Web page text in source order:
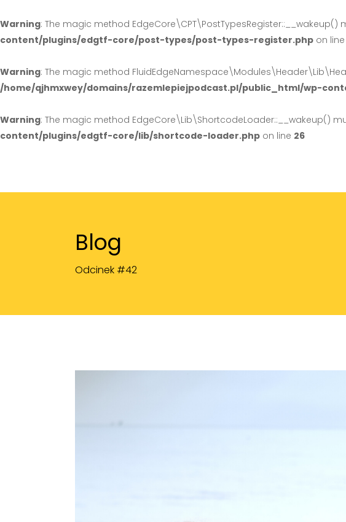
Warning: The magic method EdgeCore\CPT\PostTypesRegister::__wakeup()
content/plugins/edgtf-core/post-types/post-types-register.php on line
Warning: The magic method
/home/qjhmxwey/domains/razemlepiejpodcast.pl/public_html/wp-
Warning: The magic method EdgeCore\Lib\ShortcodeLoader::__wakeup()
content/plugins/edgtf-core/lib/shortcode-loader.php on line 26
Blog
Odcinek #42